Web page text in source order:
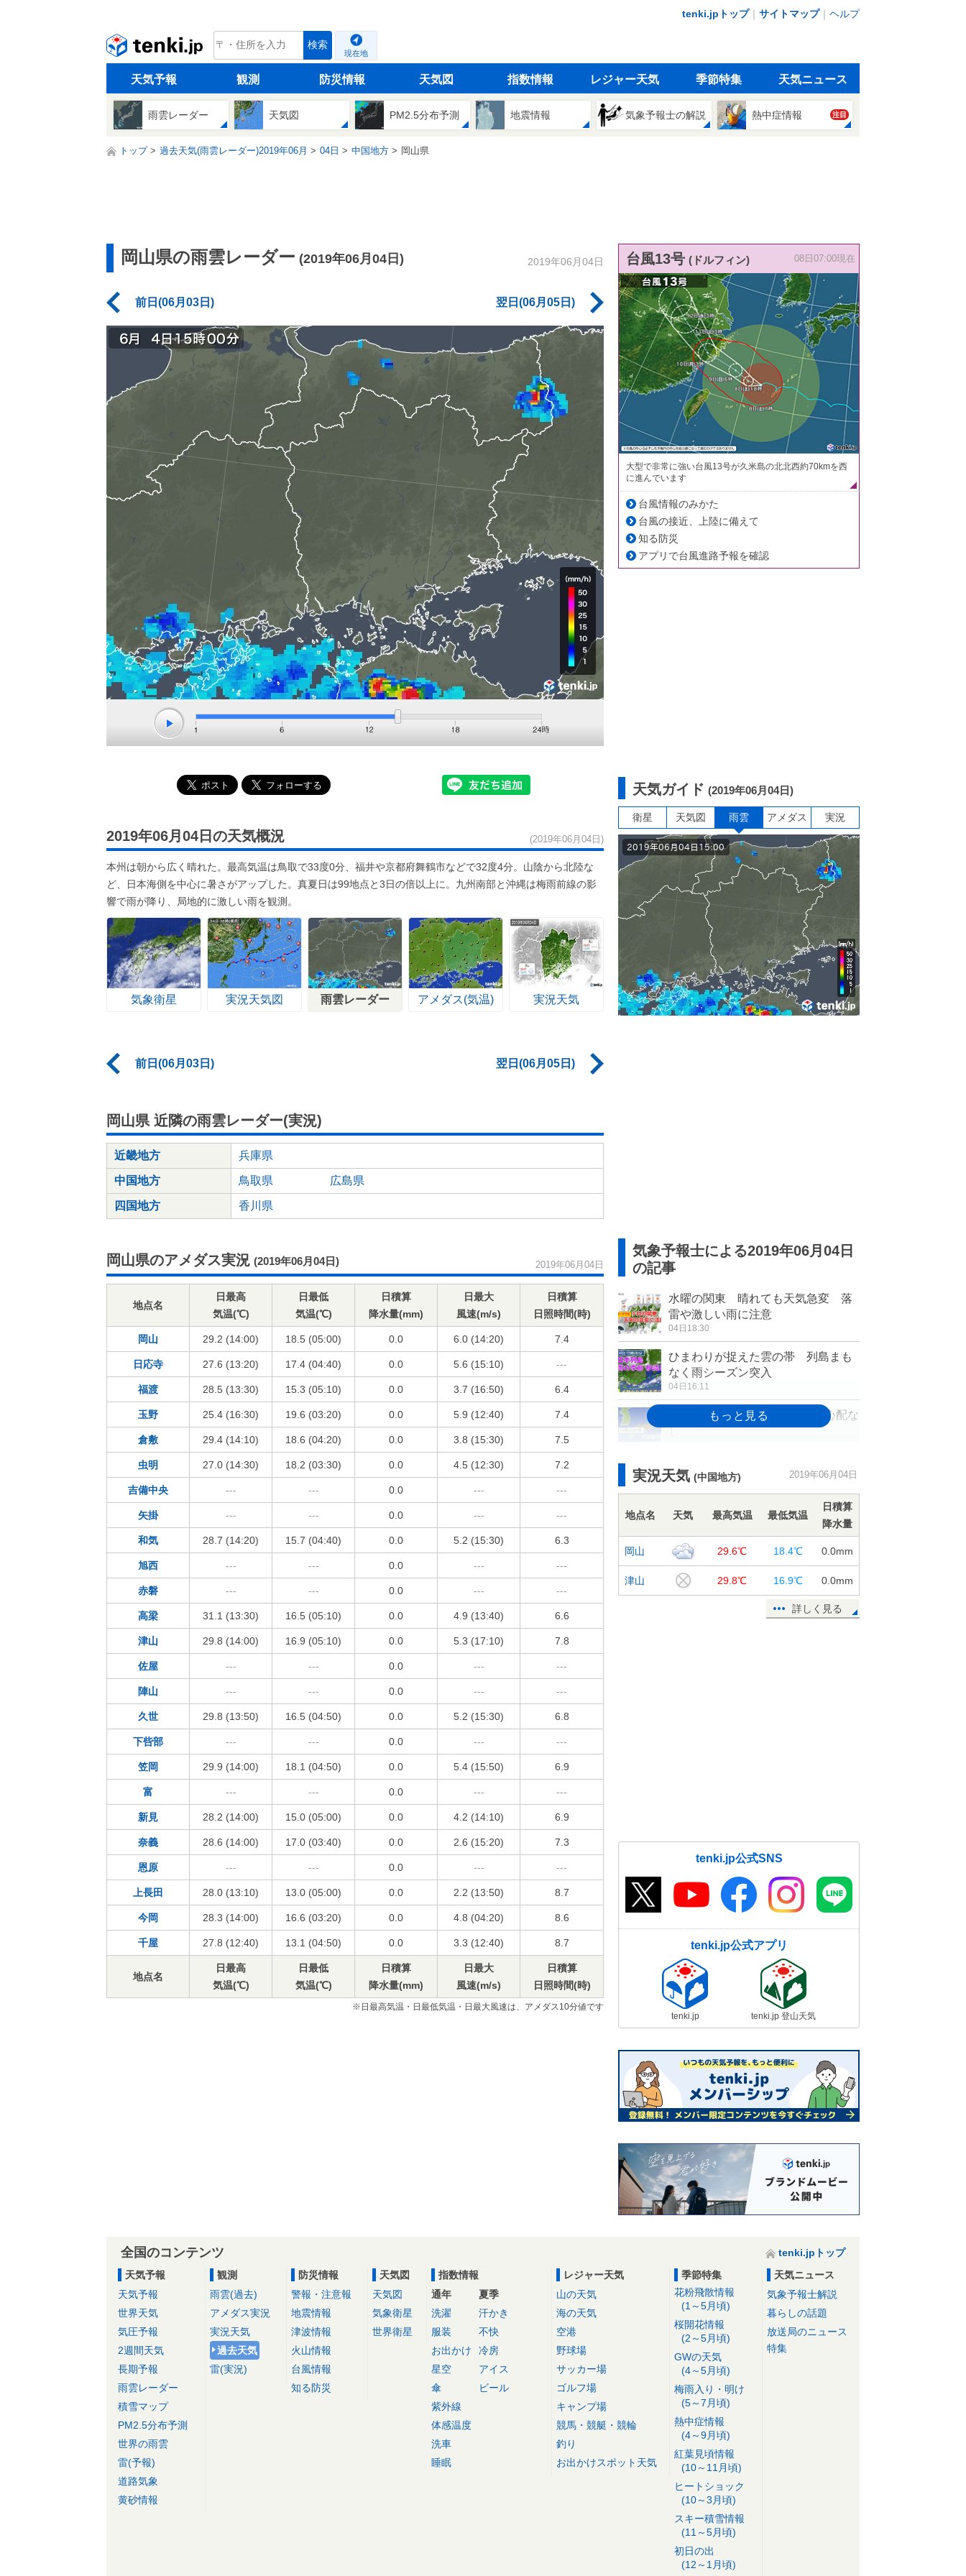
tenki.jpトップ｜ サイトマップ｜ ヘルプ
tenki.jp 検索
現在地
天気予報 観測 防災情報 天気図 指数情報 レジャー天気 季節特集 天気ニュース
雨雲レーダー 天気図 PM2.5分布予測 地震情報 気象予報士の解説 熱中症情報 注目
トップ 過去天気(雨雲レーダー)2019年06月 04日 中国地方 岡山県
岡山県の雨雲レーダー (2019年06月04日) 2019年06月04日
前日(06月03日) 翌日(06月05日)
2019年06月04日の天気概況 (2019年06月04日)
本州は朝から広く晴れた。最高気温は鳥取で33度0分、福井や京都府舞鶴市などで32度4分。山陰から北陸な
ど、日本海側を中心に暑さがアップした。真夏日は99地点と3日の倍以上に。九州南部と沖縄は梅雨前線の影
響で雨が降り、局地的に激しい雨を観測。
気象衛星 実況天気図 雨雲レーダー アメダス(気温) 実況天気
前日(06月03日) 翌日(06月05日)
岡山県 近隣の雨雲レーダー(実況)
近畿地方 兵庫県
中国地方 鳥取県 広島県
四国地方 香川県
岡山県のアメダス実況 (2019年06月04日) 2019年06月04日
地点名
日最高
気温(℃)
日最低
気温(℃)
日積算
降水量(mm)
日最大
風速(m/s)
日積算
日照時間(時)
岡山 29.2 (14:00) 18.5 (05:00) 0.0 6.0 (14:20) 7.4
日応寺 27.6 (13:20) 17.4 (04:40) 0.0 5.6 (15:10) ---
福渡 28.5 (13:30) 15.3 (05:10) 0.0 3.7 (16:50) 6.4
玉野 25.4 (16:30) 19.6 (03:20) 0.0 5.9 (12:40) 7.4
倉敷 29.4 (14:10) 18.6 (04:20) 0.0 3.8 (15:30) 7.5
虫明 27.0 (14:30) 18.2 (03:30) 0.0 4.5 (12:30) 7.2
吉備中央 --- --- 0.0 --- ---
矢掛 --- --- 0.0 --- ---
和気 28.7 (14:20) 15.7 (04:40) 0.0 5.2 (15:30) 6.3
旭西 --- --- 0.0 --- ---
赤磐 --- --- 0.0 --- ---
高梁 31.1 (13:30) 16.5 (05:10) 0.0 4.9 (13:40) 6.6
津山 29.8 (14:00) 16.9 (05:10) 0.0 5.3 (17:10) 7.8
佐屋 --- --- 0.0 --- ---
陣山 --- --- 0.0 --- ---
久世 29.8 (13:50) 16.5 (04:50) 0.0 5.2 (15:30) 6.8
下呰部 --- --- 0.0 --- ---
笠岡 29.9 (14:00) 18.1 (04:50) 0.0 5.4 (15:50) 6.9
富 --- --- 0.0 --- ---
新見 28.2 (14:00) 15.0 (05:00) 0.0 4.2 (14:10) 6.9
奈義 28.6 (14:00) 17.0 (03:40) 0.0 2.6 (15:20) 7.3
恩原 --- --- 0.0 --- ---
上長田 28.0 (13:10) 13.0 (05:00) 0.0 2.2 (13:50) 8.7
今岡 28.3 (14:00) 16.6 (03:20) 0.0 4.8 (04:20) 8.6
千屋 27.8 (12:40) 13.1 (04:50) 0.0 3.3 (12:40) 8.7
地点名
日最高
気温(℃)
日最低
気温(℃)
日積算
降水量(mm)
日最大
風速(m/s)
日積算
日照時間(時)
※日最高気温・日最低気温・日最大風速は、アメダス10分値です
台風13号 (ドルフィン) 08日07:00現在
大型で非常に強い台風13号が久米島の北北西約70kmを西
に進んでいます
台風情報のみかた
台風の接近、上陸に備えて
知る防災
アプリで台風進路予報を確認
天気ガイド (2019年06月04日)
衛星 天気図 雨雲 アメダス 実況
気象予報士による2019年06月04日
の記事
水曜の関東 晴れても天気急変 落
雷や激しい雨に注意
04日18:30
ひまわりが捉えた雲の帯 列島まも
なく雨シーズン突入
04日16:11
小笠原で震度4の地震 津波の心配な
し
暑さアップ 正午までの気温 鳥取
週間 週末から続々梅雨入り? 金・
土は大雨のおそれ
04日11:31
東京都心 不快な暑さ
実況天気 (中国地方) 2019年06月04日
地点名 天気 最高気温 最低気温
日積算
降水量
岡山 29.6℃ 18.4℃ 0.0mm
津山 29.8℃ 16.9℃ 0.0mm
詳しく見る
tenki.jp公式SNS
tenki.jp公式アプリ
tenki.jp tenki.jp 登山天気
全国のコンテンツ
tenki.jpトップ
天気予報
天気予報
世界天気
気圧予報
2週間天気
長期予報
雨雲レーダー
積雪マップ
PM2.5分布予測
世界の雨雲
雷(予報)
道路気象
黄砂情報
観測
雨雲(過去)
アメダス実況
実況天気
過去天気
雷(実況)
防災情報
警報・注意報
地震情報
津波情報
火山情報
台風情報
知る防災
天気図
天気図
気象衛星
世界衛星
指数情報
通年
洗濯
服装
お出かけ
星空
傘
紫外線
体感温度
洗車
睡眠
夏季
汗かき
不快
冷房
アイス
ビール
レジャー天気
山の天気
海の天気
空港
野球場
サッカー場
ゴルフ場
キャンプ場
競馬・競艇・競輪
釣り
お出かけスポット天気
季節特集
花粉飛散情報
(1～5月頃)
桜開花情報
(2～5月頃)
GWの天気
(4～5月頃)
梅雨入り・明け
(5～7月頃)
熱中症情報
(4～9月頃)
紅葉見頃情報
(10～11月頃)
ヒートショック
(10～3月頃)
スキー積雪情報
(11～5月頃)
初日の出
(12～1月頃)
天気ニュース
気象予報士解説
暮らしの話題
放送局のニュース
特集